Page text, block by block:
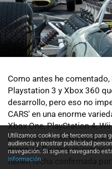
Como antes he
Playstation 3 y Xbox 360
desarrollo, pero eso no
CARS' en una enorme
Xbox One, PlayStation 4,
primeras versiones estarán
mayo en Europa, mientras
tienen fecha confirmada
Utilizamos cookies de terceros para
audiencia y mostrar publicidad
navegación. Si sigues navegando
información